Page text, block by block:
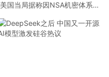
美国当局据称因NSA机密体系被
模型